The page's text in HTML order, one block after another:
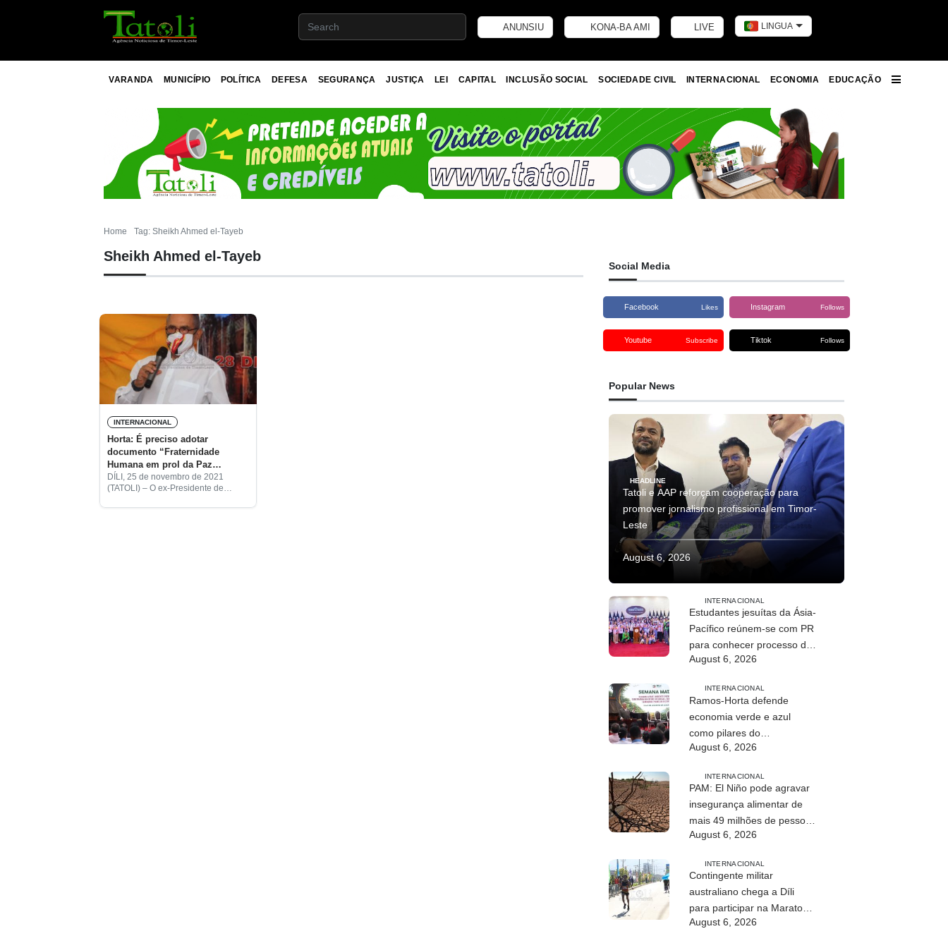
ANUNSIU KONA-BA AMI LIVE LINGUA
VARANDA MUNICÍPIO POLÍTICA DEFESA SEGURANÇA JUSTIÇA LEI CAPITAL INCLUSÃO SOCIAL SOCIEDADE CIVIL INTERNACIONAL ECONOMIA
EDUCAÇÃO
Home Tag: Sheikh Ahmed el-Tayeb
Sheikh Ahmed el-Tayeb
INTERNACIONAL
Horta: É preciso adotar
documento “Fraternidade
Humana em prol da Paz
Mundial e da Convivência
Comum”
DÍLI, 25 de novembro de 2021
(TATOLI) – O ex-Presidente de
Social Media
Facebook Likes Instagram Follows
Youtube Subscribe Tiktok Follows
Popular News
HEADLINE
Tatoli e AAP reforçam cooperação para
promover jornalismo profissional em Timor-
Leste
August 6, 2026
INTERNACIONAL
Estudantes jesuítas da Ásia-
Pacífico reúnem-se com PR
para conhecer processo de
paz no país
August 6, 2026
INTERNACIONAL
Ramos-Horta defende
economia verde e azul
como pilares do
desenvolvimento
August 6, 2026
INTERNACIONAL
PAM: El Niño pode agravar
insegurança alimentar de
mais 49 milhões de pessoas
até 2027
August 6, 2026
INTERNACIONAL
Contingente militar
australiano chega a Díli
para participar na Maratona
Internacional de 2026
August 6, 2026